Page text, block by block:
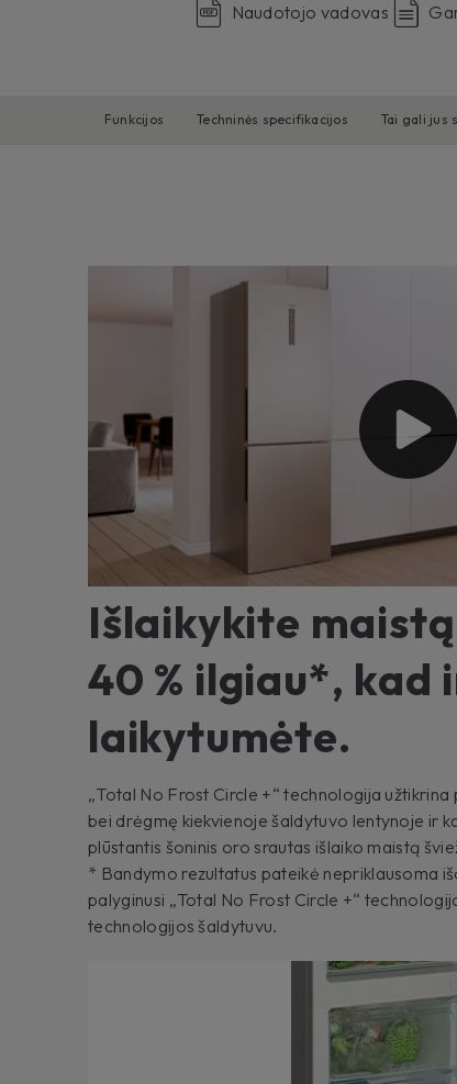
Naudotojo vadovas
Funkcijos Techninės specifikacijos Tai gali jus
Išlaikykite
40 % ilgiau*, kad
laikytumėte.
„Total No Frost Circle +“ technologija
bei drėgmę kiekvienoje šaldytuvo lentynoje ir
plūstantis šoninis oro srautas išlaiko maistą
* Bandymo rezultatus pateikė nepriklausoma
palyginusi „Total No Frost Circle +“
technologijos šaldytuvu.